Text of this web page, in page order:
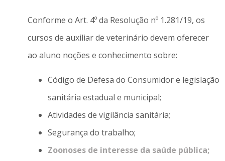
Conforme o Art. 4º da Resolução nº 1.281/19, os
cursos de auxiliar de veterinário devem oferecer
ao aluno noções e conhecimento sobre:
Código de Defesa do Consumidor e legislação
sanitária estadual e municipal;
Atividades de vigilância sanitária;
Segurança do trabalho;
Zoonoses de interesse da saúde pública;